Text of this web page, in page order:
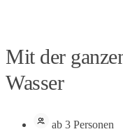
Mit der
Wasser
ab 3 Personen